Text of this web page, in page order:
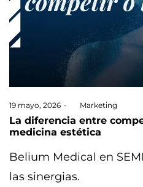
Posted
on
19 mayo, 2026 Marketing
La diferencia entre
medicina estética
Belium Medical en
las sinergias.